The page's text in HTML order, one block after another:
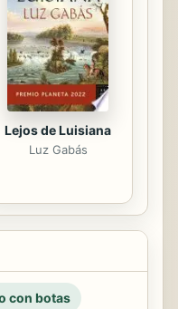
Lejos de Luisiana
Luz Gabás
con botas